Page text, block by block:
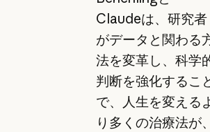
Claudeは、研究者
がデータと関わる
法を変革し、科学
判断を強化するこ
で、人生を変える
り多くの治療法が、